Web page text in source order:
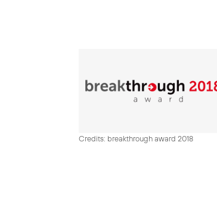
Credits: breakthrough award 2018